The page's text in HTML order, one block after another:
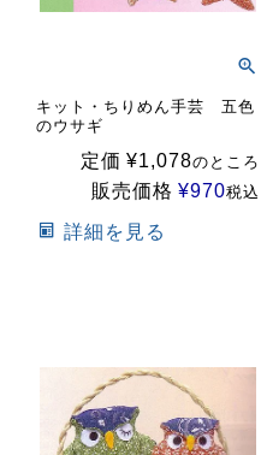
キット・ちりめん手芸 五色
のウサギ
定価 ¥1,078のところ
販売価格 ¥970税込
詳細を見る